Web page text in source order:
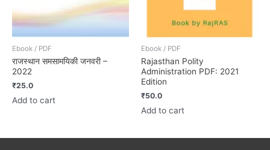
Ebook / PDF
राजस्थान समसामयिकी जनवरी –
2022
₹25.0
Add to cart
Ebook / PDF
Rajasthan Polity
Administration PDF: 2021
Edition
₹50.0
Add to cart